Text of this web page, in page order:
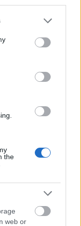
or more Google
You may click to
party tags to
in below Google
the
web or
táncművészet;
(pl.
) mozgalmak;
(pl. táncház
kultúra;
a szocialista
kelet-
legjobbakat
A COURAGE–
Kelet-
fórumot